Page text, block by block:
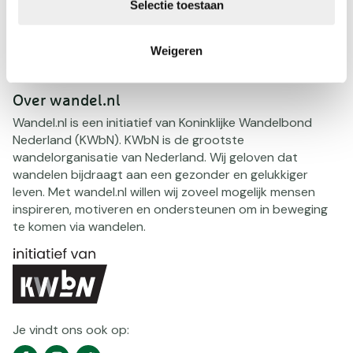
Selectie toestaan
Weigeren
Over wandel.nl
Wandel.nl is een initiatief van Koninklijke Wandelbond
Nederland (KWbN). KWbN is de grootste
wandelorganisatie van Nederland. Wij geloven dat
wandelen bijdraagt aan een gezonder en gelukkiger
leven. Met wandel.nl willen wij zoveel mogelijk mensen
inspireren, motiveren en ondersteunen om in beweging
te komen via wandelen.
Je vindt ons ook op:
Social